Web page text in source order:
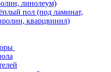
линолеум)
пол (под ламинат,
кварцвинил)